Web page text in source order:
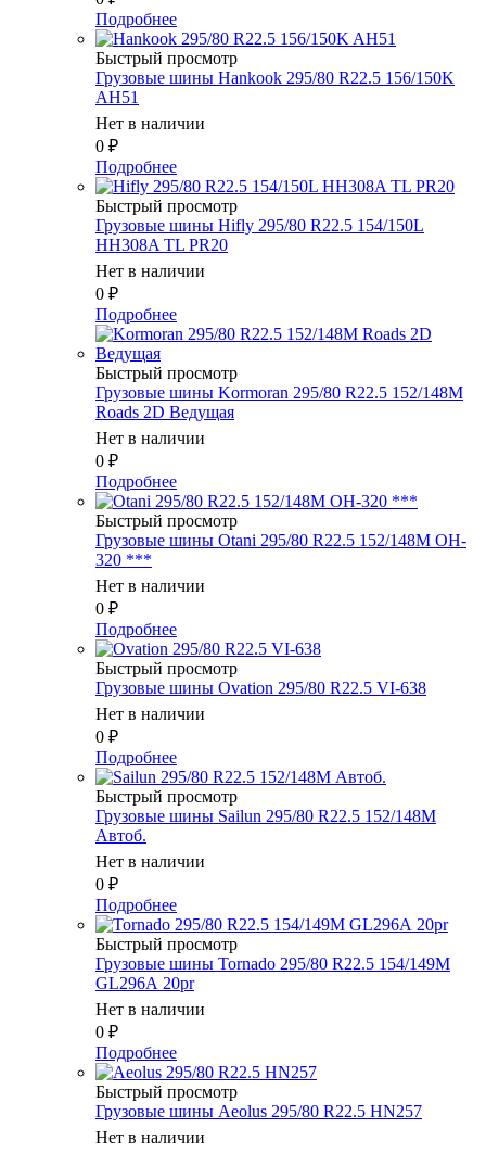
Подробнее
Быстрый просмотр
Грузовые шины Hankook 295/80 R22.5 156/150K
AH51
Нет в наличии
0 ₽
Подробнее
Быстрый просмотр
Грузовые шины Hifly 295/80 R22.5 154/150L
HH308A TL PR20
Нет в наличии
0 ₽
Подробнее
Быстрый просмотр
Грузовые шины Kormoran 295/80 R22.5 152/148M
Roads 2D Ведущая
Нет в наличии
0 ₽
Подробнее
Быстрый просмотр
Грузовые шины Otani 295/80 R22.5 152/148M OH-
320 ***
Нет в наличии
0 ₽
Подробнее
Быстрый просмотр
Грузовые шины Ovation 295/80 R22.5 VI-638
Нет в наличии
0 ₽
Подробнее
Быстрый просмотр
Грузовые шины Sailun 295/80 R22.5 152/148M
Автоб.
Нет в наличии
0 ₽
Подробнее
Быстрый просмотр
Грузовые шины Tornado 295/80 R22.5 154/149M
GL296А 20pr
Нет в наличии
0 ₽
Подробнее
Быстрый просмотр
Грузовые шины Aeolus 295/80 R22.5 HN257
Нет в наличии